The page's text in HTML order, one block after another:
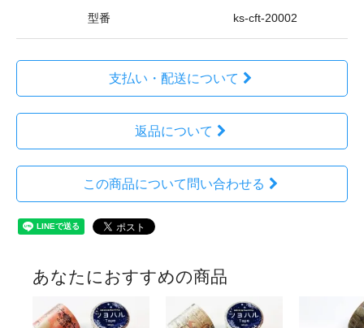
型番 ks-cft-20002
支払い・配送について
返品について
この商品について問い合わせる
あなたにおすすめの商品